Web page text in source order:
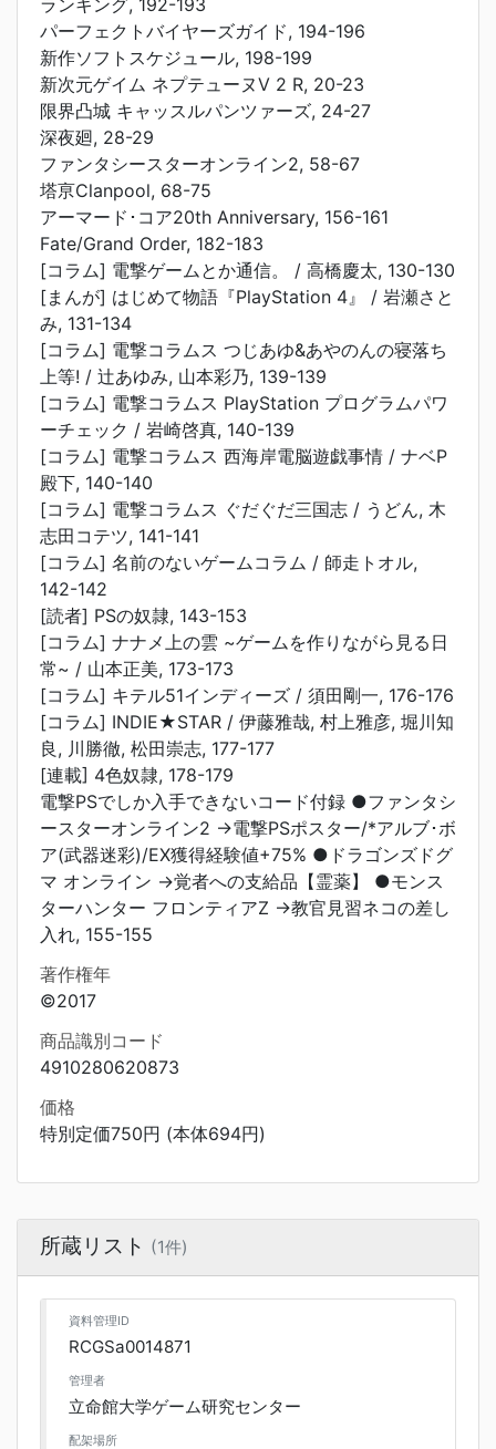
ランキング, 192-193
パーフェクトバイヤーズガイド, 194-196
新作ソフトスケジュール, 198-199
新次元ゲイム ネプテューヌV 2 R, 20-23
限界凸城 キャッスルパンツァーズ, 24-27
深夜廻, 28-29
ファンタシースターオンライン2, 58-67
塔亰Clanpool, 68-75
アーマード･コア20th Anniversary, 156-161
Fate/Grand Order, 182-183
[コラム] 電撃ゲームとか通信。 / 高橋慶太, 130-130
[まんが] はじめて物語『PlayStation 4』 / 岩瀬さと
み, 131-134
[コラム] 電撃コラムス つじあゆ&あやのんの寝落ち
上等! / 辻あゆみ, 山本彩乃, 139-139
[コラム] 電撃コラムス PlayStation プログラムパワ
ーチェック / 岩崎啓真, 140-139
[コラム] 電撃コラムス 西海岸電脳遊戯事情 / ナベP
殿下, 140-140
[コラム] 電撃コラムス ぐだぐだ三国志 / うどん, 木
志田コテツ, 141-141
[コラム] 名前のないゲームコラム / 師走トオル,
142-142
[読者] PSの奴隷, 143-153
[コラム] ナナメ上の雲 ~ゲームを作りながら見る日
常~ / 山本正美, 173-173
[コラム] キテル51インディーズ / 須田剛一, 176-176
[コラム] INDIE★STAR / 伊藤雅哉, 村上雅彦, 堀川知
良, 川勝徹, 松田崇志, 177-177
[連載] 4色奴隷, 178-179
電撃PSでしか入手できないコード付録 ●ファンタシ
ースターオンライン2 →電撃PSポスター/*アルブ･ボ
ア(武器迷彩)/EX獲得経験値+75% ●ドラゴンズドグ
マ オンライン →覚者への支給品【霊薬】 ●モンス
ターハンター フロンティアZ →教官見習ネコの差し
入れ, 155-155
著作権年
©2017
商品識別コード
4910280620873
価格
特別定価750円 (本体694円)
所蔵リスト (1件)
資料管理ID
RCGSa0014871
管理者
立命館大学ゲーム研究センター
配架場所